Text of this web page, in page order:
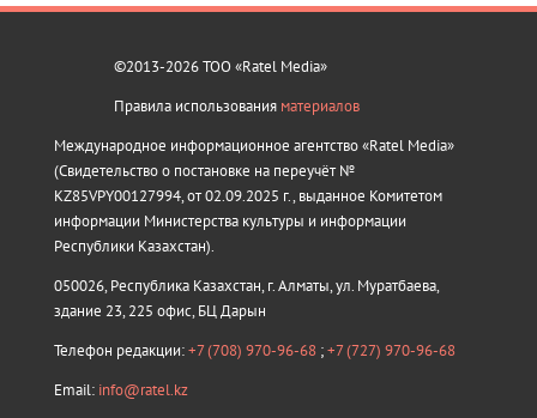
©2013-2026 ТОО «Ratel Media»
Правила использования материалов
Международное информационное агентство «Ratel Media»
(Свидетельство о постановке на переучёт №
KZ85VPY00127994, от 02.09.2025 г., выданное Комитетом
информации Министерства культуры и информации
Республики Казахстан).
050026, Республика Казахстан, г. Алматы, ул. Муратбаева,
здание 23, 225 офис, БЦ Дарын
Телефон редакции:+7 (708) 970-96-68 ;+7 (727) 970-96-68
Email: info@ratel.kz